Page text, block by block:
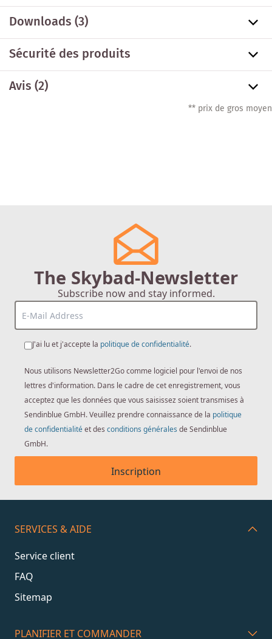
Downloads (3)
Sécurité des produits
Avis (2)
** prix de gros moyen
The Skybad-Newsletter
Subscribe now and stay informed.
J'ai lu et j'accepte la politique de confidentialité.
Nous utilisons Newsletter2Go comme logiciel pour l'envoi de nos
lettres d'information. Dans le cadre de cet enregistrement, vous
acceptez que les données que vous saisissez soient transmises à
Sendinblue GmbH. Veuillez prendre connaissance de la politique
de confidentialitéet des conditions générales de Sendinblue
GmbH.
Inscription
SERVICES & AIDE
Service client
FAQ
Sitemap
PLANIFIER ET COMMANDER